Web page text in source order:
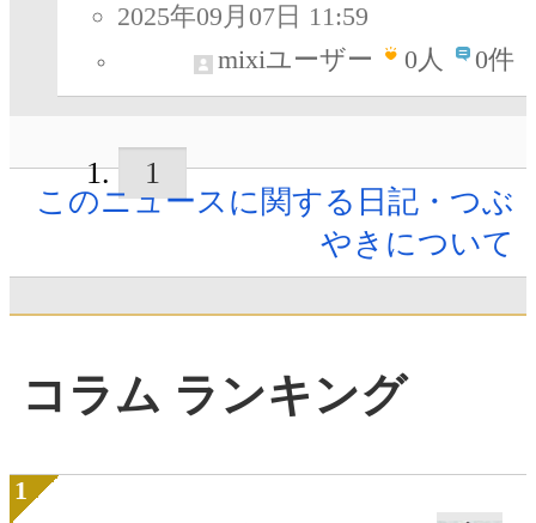
2025年09月07日 11:59
mixiユーザー
0人 0件
1
このニュースに関する日記・つぶ
やきについて
コラム ランキング